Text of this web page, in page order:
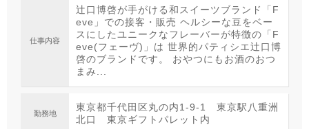
仕事内容
辻口博啓が手がける和スイーツブランド「F
eve」での接客・販売 ヘルシーな豆をベー
スにしたユニークなフレーバーが特徴の「F
eve(フェーヴ)」は 世界的パティシエ辻口博
啓のブランドです。 おやつにもお酒のおつ
まみ...
勤務地
東京都千代田区丸の内1-9-1 東京駅八重洲
北口 東京ギフトパレット内